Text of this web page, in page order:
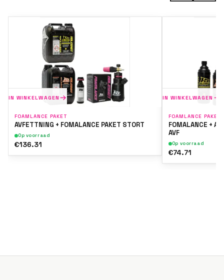
IN WINKELWAGEN
FOAMLANCE PAKET
AVFETTNING + FOMALANCE PAKET STORT
Op voorraad
€136.31
IN WINKELWAGEN
FOAMLANCE PAKET
FOMALANCE +
AVF
Op voorraad
€74.71